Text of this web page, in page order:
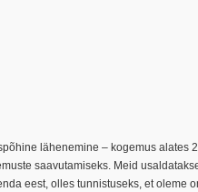
lähenemine – kogemus alates
saavutamiseks. Meid
eest, olles tunnistuseks, et